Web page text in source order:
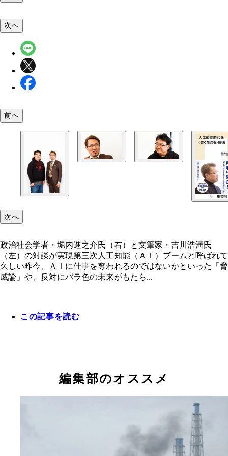
次へ
前へ
次へ
政治社会学者・堀内進之介氏（右）と文筆家・吉川浩満氏
（左）の対談が実現第三次人工知能（ＡＩ）ブームと呼ばれて
久しい昨今、ＡＩに仕事を奪われるのではないかといった「脅
威論」や、反対にバラ色の未来がもたら...
この記事を読む
編集部のオススメ